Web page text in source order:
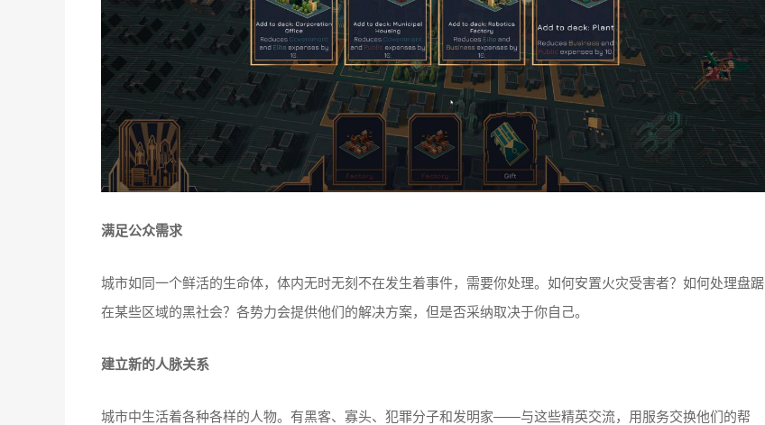
满足公众需求
城市如同一个鲜活的生命体，体内无时无刻不在发生着事件，需要你处理。如何安置火灾受害者？如何处理盘踞
在某些区域的黑社会？各势力会提供他们的解决方案，但是否采纳取决于你自己。
建立新的人脉关系
城市中生活着各种各样的人物。有黑客、寡头、犯罪分子和发明家——与这些精英交流，用服务交换他们的帮